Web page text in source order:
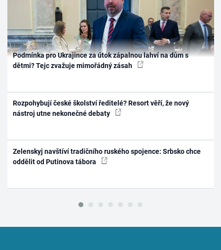
Podmínka pro Ukrajince za útok zápalnou lahví na dům s
dětmi? Tejc zvažuje mimořádný zásah
Rozpohybují české školství ředitelé? Resort věří, že nový
nástroj utne nekonečné debaty
Zelenskyj navštíví tradičního ruského spojence: Srbsko chce
oddělit od Putinova tábora